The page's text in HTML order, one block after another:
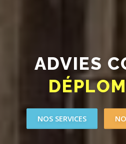
ADVIES
NOS SERVICES